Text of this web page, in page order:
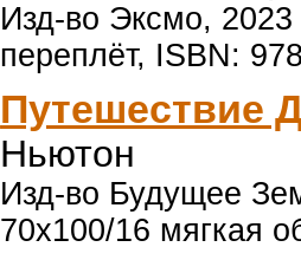
Изд-во Эксмо, 2023
переплёт, ISBN:
Путешествие
Ньютон
Изд-во Будущее
70x100/16 мягкая